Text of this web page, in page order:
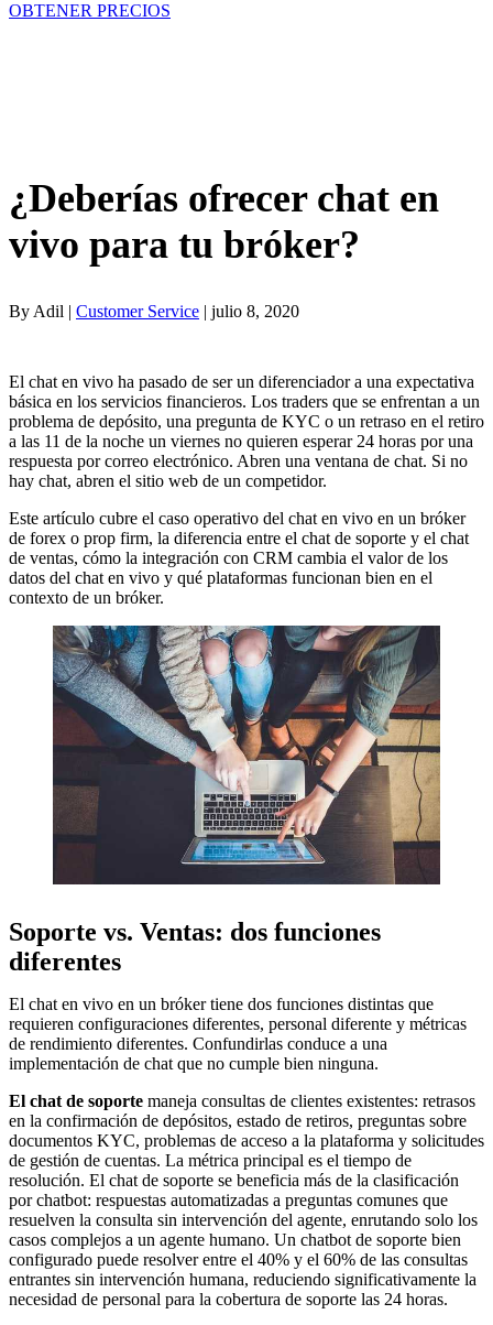
OBTENER PRECIOS
¿Deberías ofrecer chat en
vivo para tu bróker?
By Adil | Customer Service | julio 8, 2020
El chat en vivo ha pasado de ser un diferenciador a una expectativa
básica en los servicios financieros. Los traders que se enfrentan a un
problema de depósito, una pregunta de KYC o un retraso en el retiro
a las 11 de la noche un viernes no quieren esperar 24 horas por una
respuesta por correo electrónico. Abren una ventana de chat. Si no
hay chat, abren el sitio web de un competidor.
Este artículo cubre el caso operativo del chat en vivo en un bróker
de forex o prop firm, la diferencia entre el chat de soporte y el chat
de ventas, cómo la integración con CRM cambia el valor de los
datos del chat en vivo y qué plataformas funcionan bien en el
contexto de un bróker.
Soporte vs. Ventas: dos funciones
diferentes
El chat en vivo en un bróker tiene dos funciones distintas que
requieren configuraciones diferentes, personal diferente y métricas
de rendimiento diferentes. Confundirlas conduce a una
implementación de chat que no cumple bien ninguna.
El chat de soporte maneja consultas de clientes existentes: retrasos
en la confirmación de depósitos, estado de retiros, preguntas sobre
documentos KYC, problemas de acceso a la plataforma y solicitudes
de gestión de cuentas. La métrica principal es el tiempo de
resolución. El chat de soporte se beneficia más de la clasificación
por chatbot: respuestas automatizadas a preguntas comunes que
resuelven la consulta sin intervención del agente, enrutando solo los
casos complejos a un agente humano. Un chatbot de soporte bien
configurado puede resolver entre el 40% y el 60% de las consultas
entrantes sin intervención humana, reduciendo significativamente la
necesidad de personal para la cobertura de soporte las 24 horas.